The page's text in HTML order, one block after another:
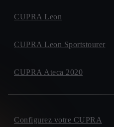
CUPRA Leon
CUPRA Leon Sportstourer
CUPRA Ateca 2020
Configurez votre CUPRA